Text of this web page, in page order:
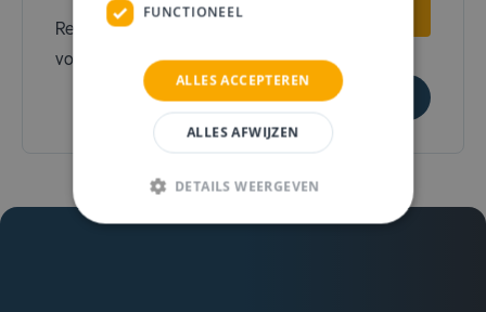
Reparatie en onderhoud van je
voertuig regelen?
FUNCTIONEEL
ALLES ACCEPTEREN
ALLES AFWIJZEN
DETAILS WEERGEVEN